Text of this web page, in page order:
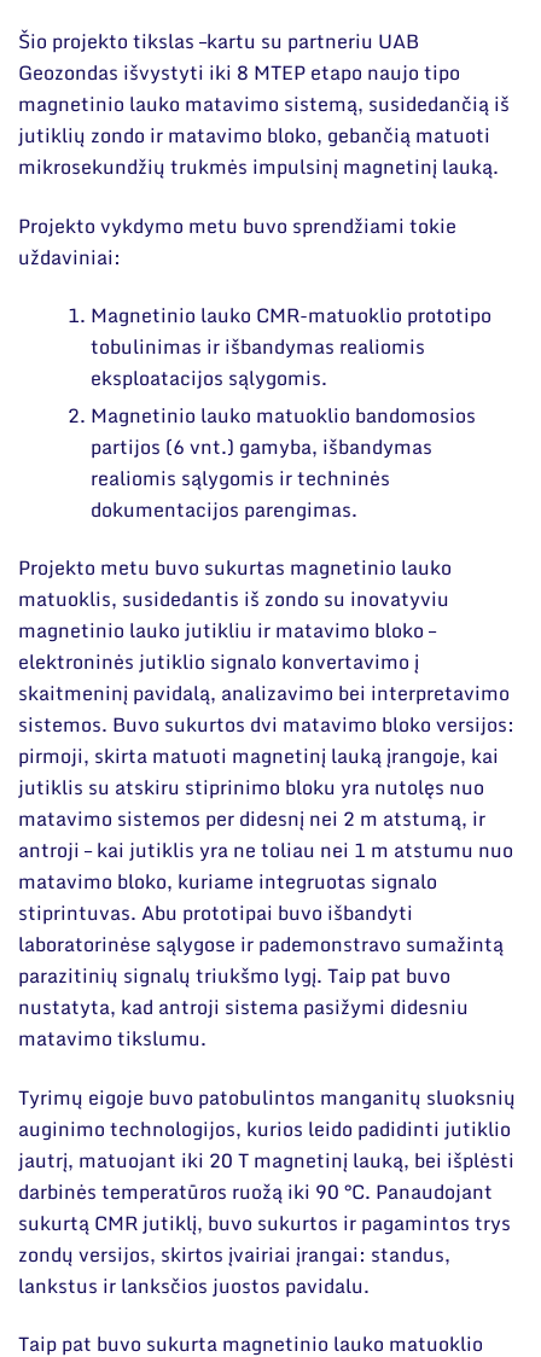
Šio projekto tikslas –kartu su partneriu UAB
Geozondas išvystyti iki 8 MTEP etapo naujo tipo
magnetinio lauko matavimo sistemą, susidedančią iš
jutiklių zondo ir matavimo bloko, gebančią matuoti
mikrosekundžių trukmės impulsinį magnetinį lauką.
Projekto vykdymo metu buvo sprendžiami tokie
uždaviniai:
Magnetinio lauko CMR-matuoklio prototipo
tobulinimas ir išbandymas realiomis
eksploatacijos sąlygomis.
Magnetinio lauko matuoklio bandomosios
partijos (6 vnt.) gamyba, išbandymas
realiomis sąlygomis ir techninės
dokumentacijos parengimas.
Projekto metu buvo sukurtas magnetinio lauko
matuoklis, susidedantis iš zondo su inovatyviu
magnetinio lauko jutikliu ir matavimo bloko –
elektroninės jutiklio signalo konvertavimo į
skaitmeninį pavidalą, analizavimo bei interpretavimo
sistemos. Buvo sukurtos dvi matavimo bloko versijos:
pirmoji, skirta matuoti magnetinį lauką įrangoje, kai
jutiklis su atskiru stiprinimo bloku yra nutolęs nuo
matavimo sistemos per didesnį nei 2 m atstumą, ir
antroji – kai jutiklis yra ne toliau nei 1 m atstumu nuo
matavimo bloko, kuriame integruotas signalo
stiprintuvas. Abu prototipai buvo išbandyti
laboratorinėse sąlygose ir pademonstravo sumažintą
parazitinių signalų triukšmo lygį. Taip pat buvo
nustatyta, kad antroji sistema pasižymi didesniu
matavimo tikslumu.
Tyrimų eigoje buvo patobulintos manganitų sluoksnių
auginimo technologijos, kurios leido padidinti jutiklio
jautrį, matuojant iki 20 T magnetinį lauką, bei išplėsti
darbinės temperatūros ruožą iki 90 °C. Panaudojant
sukurtą CMR jutiklį, buvo sukurtos ir pagamintos trys
zondų versijos, skirtos įvairiai įrangai: standus,
lankstus ir lanksčios juostos pavidalu.
Taip pat buvo sukurta magnetinio lauko matuoklio